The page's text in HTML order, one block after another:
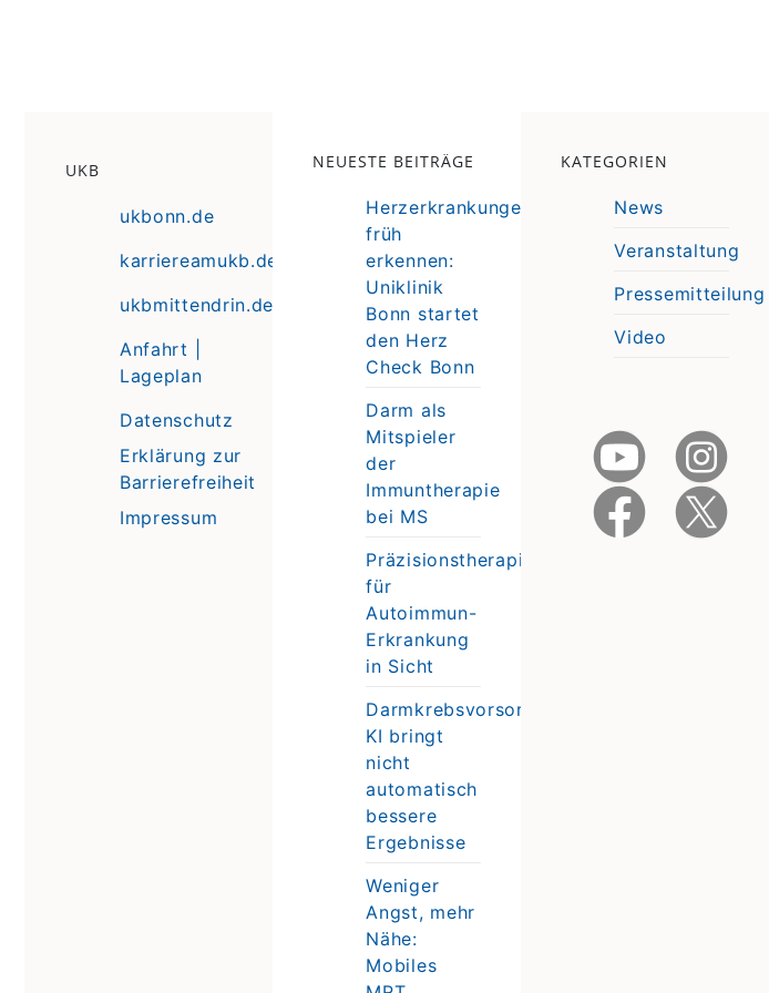
UKB
ukbonn.de
karriereamukb.de
ukbmittendrin.de
Anfahrt |
Lageplan
Datenschutz
Erklärung zur
Barrierefreiheit
Impressum
NEUESTE BEITRÄGE
Herzerkrankungen
früh
erkennen:
Uniklinik
Bonn startet
den Herz
Check Bonn
Darm als
Mitspieler
der
Immuntherapie
bei MS
Präzisionstherapie
für
Autoimmun-
Erkrankung
in Sicht
Darmkrebsvorsorge:
KI bringt
nicht
automatisch
bessere
Ergebnisse
Weniger
Angst, mehr
Nähe:
Mobiles
KATEGORIEN
News
Veranstaltung
Pressemitteilung
Video